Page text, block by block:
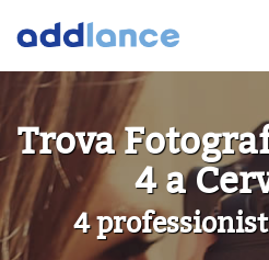
Trova
4 a
4